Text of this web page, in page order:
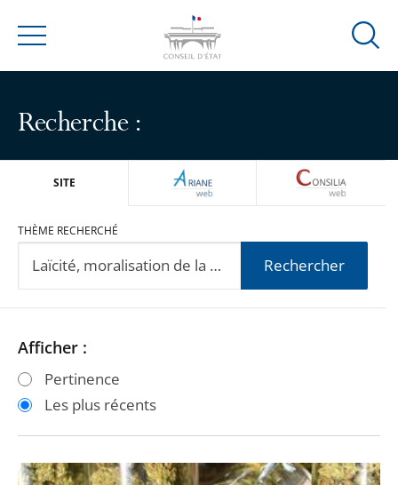
Menu
Ouvrir
Recherche :
SITE ARIANEWEB
THÈME RECHERCHÉ
Rechercher
Passer
les
filtres
après
Passer
les
filtres
avant
Afficher :
Pertinence
Les plus récents
CBD